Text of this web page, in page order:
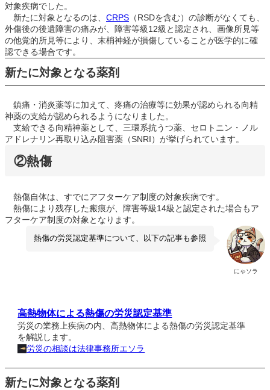
対象疾病でした。
新たに対象となるのは、 CRPS （RSDを含む）の診断がなくても、
外傷後の後遺障害の痛みが、障害等級12級と認定され、画像所見等
の他覚的所見等により、末梢神経が損傷していることが医学的に確
認できる場合です。
新たに対象となる薬剤
鎮痛・消炎薬等に加えて、疼痛の治療等に効果が認められる向精
神薬の支給が認められるようになりました。
支給できる向精神薬として、三環系抗うつ薬、セロトニン・ノル
アドレナリン再取り込み阻害薬（SNRI）が挙げられています。
②熱傷
熱傷自体は、すでにアフターケア制度の対象疾病です。
熱傷により残存した瘢痕が、障害等級14級と認定された場合もア
フターケア制度の対象となります。
にゃソラ
熱傷の労災認定基準について、以下の記事も参照
高熱物体による熱傷の労災認定基準
労災の業務上疾病の内、高熱物体による熱傷の労災認定基準
を解説します。
労災の相談は法律事務所エソラ
新たに対象となる薬剤